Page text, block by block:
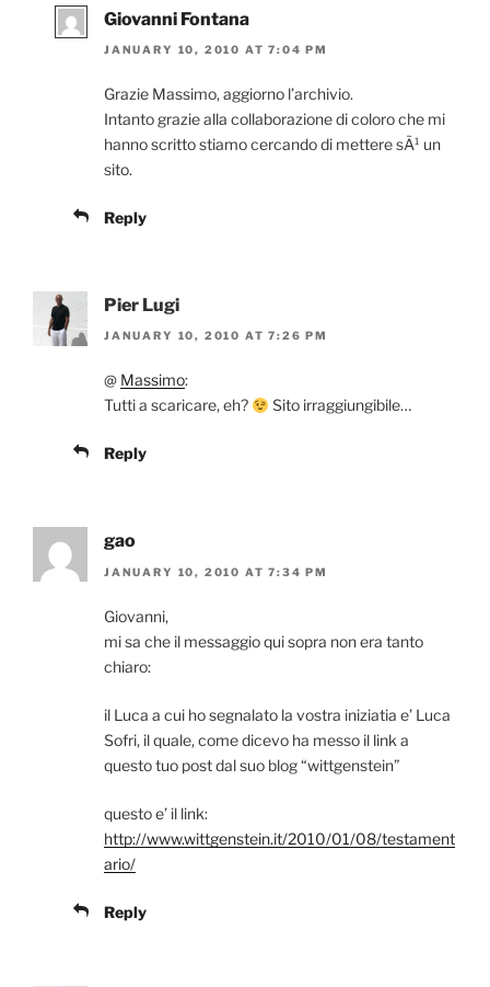
Giovanni Fontana
JANUARY 10, 2010 AT 7:04 PM
Grazie Massimo, aggiorno l’archivio.
Intanto grazie alla collaborazione di coloro che mi
hanno scritto stiamo cercando di mettere sÃ¹ un
sito.
Reply
Pier Lugi
JANUARY 10, 2010 AT 7:26 PM
@ Massimo:
Tutti a scaricare, eh?
Sito irraggiungibile…
Reply
gao
JANUARY 10, 2010 AT 7:34 PM
Giovanni,
mi sa che il messaggio qui sopra non era tanto
chiaro:
il Luca a cui ho segnalato la vostra iniziatia e’ Luca
Sofri, il quale, come dicevo ha messo il link a
questo tuo post dal suo blog “wittgenstein”
questo e’ il link:
http://www.wittgenstein.it/2010/01/08/testament
ario/
Reply